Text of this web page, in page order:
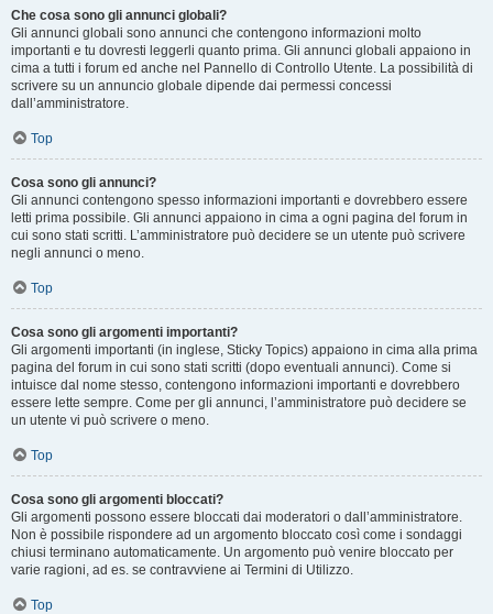
Che cosa sono gli annunci globali?
Gli annunci globali sono annunci che contengono informazioni molto
importanti e tu dovresti leggerli quanto prima. Gli annunci globali appaiono in
cima a tutti i forum ed anche nel Pannello di Controllo Utente. La possibilità di
scrivere su un annuncio globale dipende dai permessi concessi
dall’amministratore.
Top
Cosa sono gli annunci?
Gli annunci contengono spesso informazioni importanti e dovrebbero essere
letti prima possibile. Gli annunci appaiono in cima a ogni pagina del forum in
cui sono stati scritti. L’amministratore può decidere se un utente può scrivere
negli annunci o meno.
Top
Cosa sono gli argomenti importanti?
Gli argomenti importanti (in inglese, Sticky Topics) appaiono in cima alla prima
pagina del forum in cui sono stati scritti (dopo eventuali annunci). Come si
intuisce dal nome stesso, contengono informazioni importanti e dovrebbero
essere lette sempre. Come per gli annunci, l’amministratore può decidere se
un utente vi può scrivere o meno.
Top
Cosa sono gli argomenti bloccati?
Gli argomenti possono essere bloccati dai moderatori o dall’amministratore.
Non è possibile rispondere ad un argomento bloccato così come i sondaggi
chiusi terminano automaticamente. Un argomento può venire bloccato per
varie ragioni, ad es. se contravviene ai Termini di Utilizzo.
Top